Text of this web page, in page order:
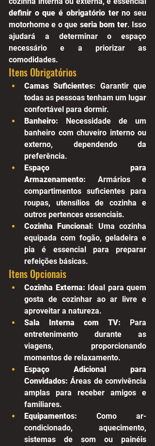
definir o que é obrigatório ter no seu
motorhome e o que seria bom ter. Isso
ajudará a determinar o espaço
necessário e a priorizar as
comodidades.
Itens Obrigatórios
Camas Suficientes: Garantir que
todas as pessoas tenham um lugar
confortável para dormir.
Banheiro: Necessidade de um
banheiro com chuveiro interno ou
externo, dependendo da
preferência.
Espaço para
Armazenamento: Armários e
compartimentos suficientes para
roupas, utensílios de cozinha e
outros pertences essenciais.
Cozinha Funcional: Uma cozinha
equipada com fogão, geladeira e
pia é essencial para preparar
refeições básicas.
Itens Opcionais
Cozinha Externa: Ideal para quem
gosta de cozinhar ao ar livre e
aproveitar a natureza.
Sala Interna com TV: Para
entretenimento durante as
viagens, proporcionando
momentos de relaxamento.
Espaço Adicional para
Convidados: Áreas de convivência
amplas para receber amigos e
familiares.
Equipamentos: Como ar-
condicionado, aquecimento,
sistemas de som ou painéis